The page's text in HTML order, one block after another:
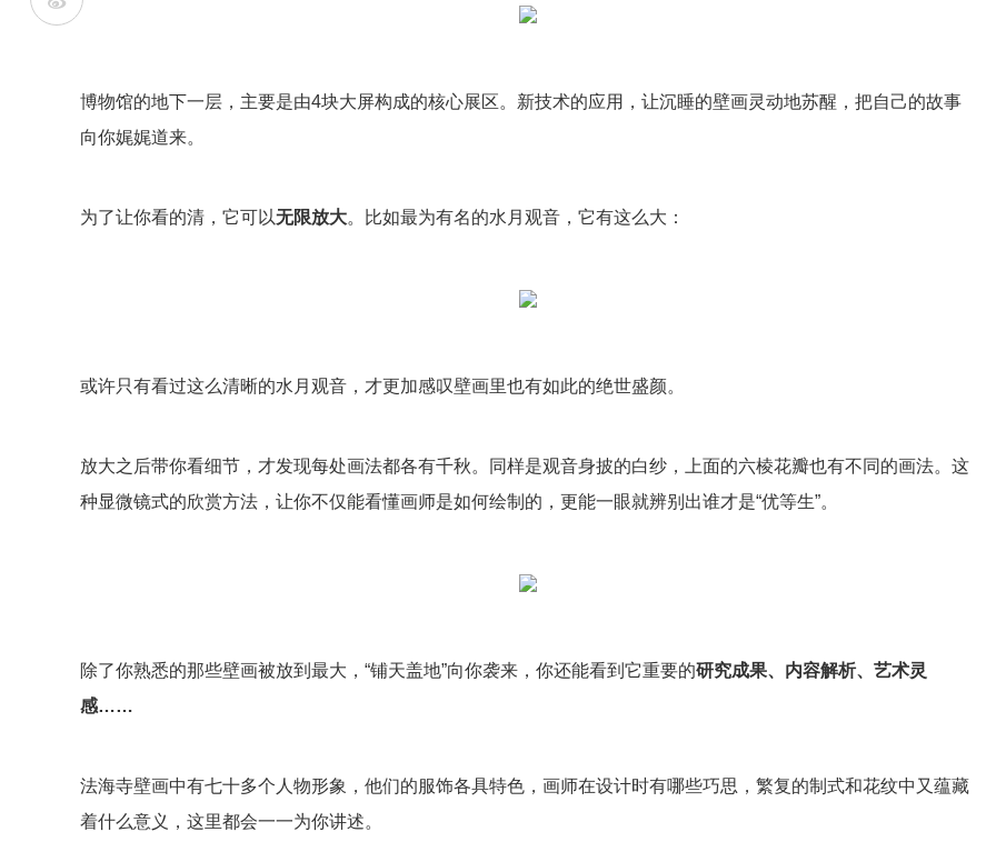
博物馆的地下一层，主要是由4块大屏构成的核心展区。新技术的应用，让沉睡的壁画灵动地苏醒，把自己的故事
向你娓娓道来。
为了让你看的清，它可以无限放大。比如最为有名的水月观音，它有这么大：
或许只有看过这么清晰的水月观音，才更加感叹壁画里也有如此的绝世盛颜。
放大之后带你看细节，才发现每处画法都各有千秋。同样是观音身披的白纱，上面的六棱花瓣也有不同的画法。这
种显微镜式的欣赏方法，让你不仅能看懂画师是如何绘制的，更能一眼就辨别出谁才是“优等生”。
除了你熟悉的那些壁画被放到最大，“铺天盖地”向你袭来，你还能看到它重要的研究成果、内容解析、艺术灵
感……
法海寺壁画中有七十多个人物形象，他们的服饰各具特色，画师在设计时有哪些巧思，繁复的制式和花纹中又蕴藏
着什么意义，这里都会一一为你讲述。